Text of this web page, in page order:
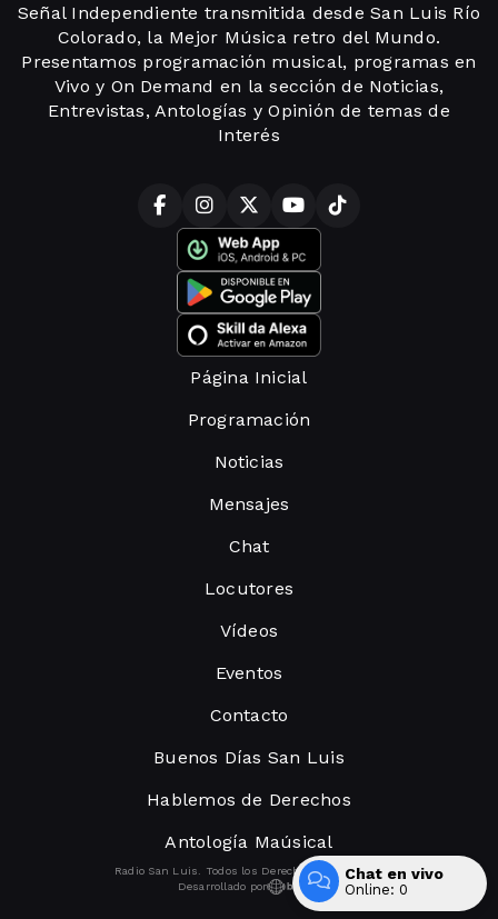
Señal Independiente transmitida desde San Luis Río
Colorado, la Mejor Música retro del Mundo.
Presentamos programación musical, programas en
Vivo y On Demand en la sección de Noticias,
Entrevistas, Antologías y Opinión de temas de
Interés
Página Inicial
Programación
Noticias
Mensajes
Chat
Locutores
Vídeos
Eventos
Contacto
Buenos Días San Luis
Hablemos de Derechos
Antología Maúsical
Radio San Luis. Todos los Derechos Reservados.
Desarrollado por
Chat en vivo
Online: 0